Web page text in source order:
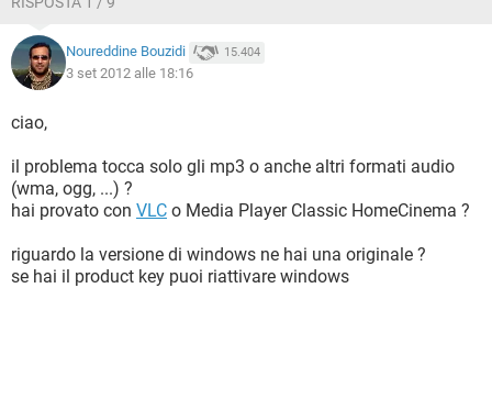
Noureddine Bouzidi 15.404
3 set 2012 alle 18:16
ciao,
il problema tocca solo gli mp3 o anche altri formati audio
(wma, ogg, ...) ?
hai provato con VLC o Media Player Classic HomeCinema ?
riguardo la versione di windows ne hai una originale ?
se hai il product key puoi riattivare windows